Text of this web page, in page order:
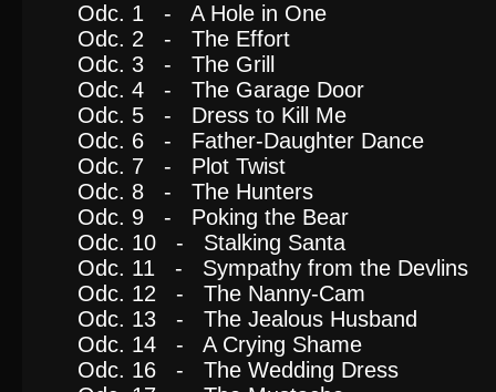
Odc. 1 - A Hole in One
Odc. 2 - The Effort
Odc. 3 - The Grill
Odc. 4 - The Garage Door
Odc. 5 - Dress to Kill Me
Odc. 6 - Father-Daughter Dance
Odc. 7 - Plot Twist
Odc. 8 - The Hunters
Odc. 9 - Poking the Bear
Odc. 10 - Stalking Santa
Odc. 11 - Sympathy from the Devlins
Odc. 12 - The Nanny-Cam
Odc. 13 - The Jealous Husband
Odc. 14 - A Crying Shame
Odc. 16 - The Wedding Dress